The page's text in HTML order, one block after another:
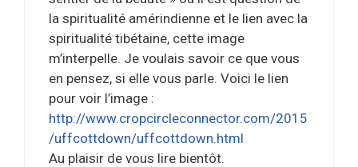
la spiritualité amérindienne et le lien avec la
spiritualité tibétaine, cette image
m’interpelle. Je voulais savoir ce que vous
en pensez, si elle vous parle. Voici le lien
pour voir l’image :
http://www.cropcircleconnector.com/2015
/uffcottdown/uffcottdown.html
Au plaisir de vous lire bientôt.